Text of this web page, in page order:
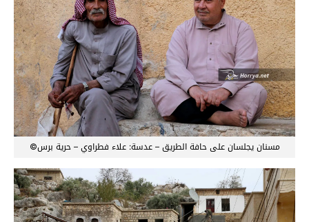
مسنان يجلسان على حافة الطريق – عدسة: علاء فطراوي – حرية برس©